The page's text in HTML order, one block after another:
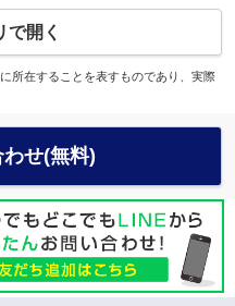
で開く
所在することを表すものであり、実際
せ(無料)